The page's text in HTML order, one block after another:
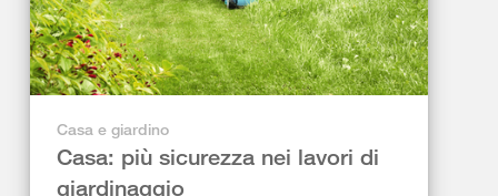
Casa e giardino
Casa: più sicurezza nei lavori di
giardinaggio